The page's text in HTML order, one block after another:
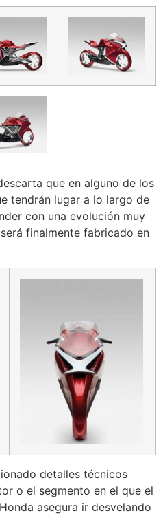
que en alguno de los
tendrán lugar a lo largo de
con una evolución muy
finalmente fabricado en
detalles técnicos
o el segmento en el que el
asegura ir desvelando